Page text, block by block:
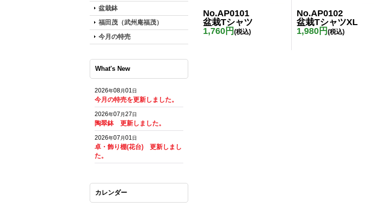
盆栽鉢
福田茂（武州庵福茂）
今月の特売
What's New
2026年08月01日
今月の特売を更新しました。
2026年07 月27日
陶翠鉢 更新しました。
2026年07 月01日
卓・飾り棚(花台) 更新しまし
た。
カレンダー
No.AP0101
盆栽Tシャツ
1,760円 (税込)
No.AP0102
盆栽TシャツXL
1,980円 (税込)